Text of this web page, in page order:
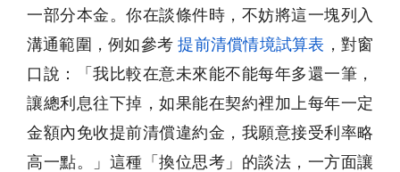
一部分本金。你在談條件時，不妨將這一塊列入
溝通範圍，例如參考 提前清償情境試算表 ，對窗
口說：「我比較在意未來能不能每年多還一筆，
讓總利息往下掉，如果能在契約裡加上每年一定
金額內免收提前清償違約金，我願意接受利率略
高一點。」這種「換位思考」的談法，一方面讓